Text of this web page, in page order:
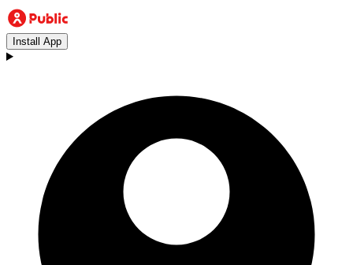
Install App